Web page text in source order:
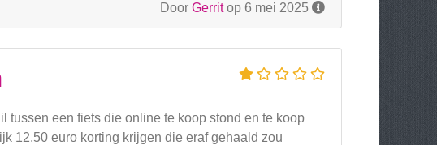
Door Gerritop 6 mei 2025
tussen een fiets die online te koop stond en te koop
12,50 euro korting krijgen die eraf gehaald zou